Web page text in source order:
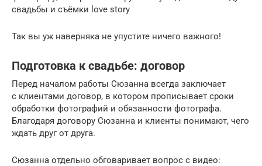
свадьбы и съёмки love story
Так вы уж наверняка не упустите ничего важного!
Подготовка к свадьбе: договор
Перед началом работы Сюзанна всегда заключает
с клиентами договор, в котором прописывает сроки
обработки фотографий и обязанности фотографа.
Благодаря договору Сюзанна и клиенты понимают, чего
ждать друг от друга.
Сюзанна отдельно обговаривает вопрос с видео: